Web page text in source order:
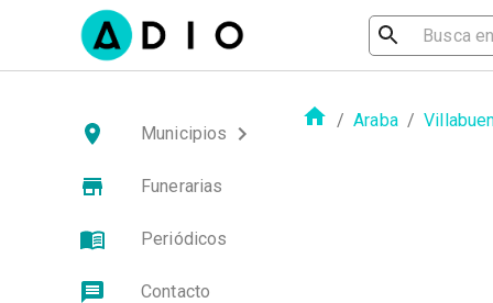
Municipios
Funerarias
Periódicos
Contacto
/ Araba /